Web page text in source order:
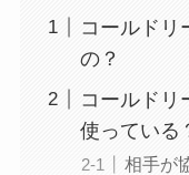
コールドリ
の？
コールドリ
使っている
相手が